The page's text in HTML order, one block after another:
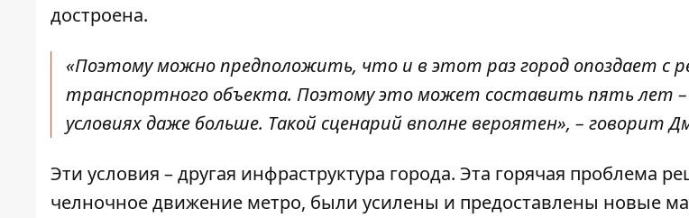
достроена.
«Поэтому можно предположить, что и в этот раз город опоздает с
транспортного объекта. Поэтому это может составить пять лет –
условиях даже больше. Такой сценарий вполне вероятен», – говорит
Эти условия – другая инфраструктура города. Эта горячая проблема
челночное движение метро, ​​были усилены и предоставлены новые